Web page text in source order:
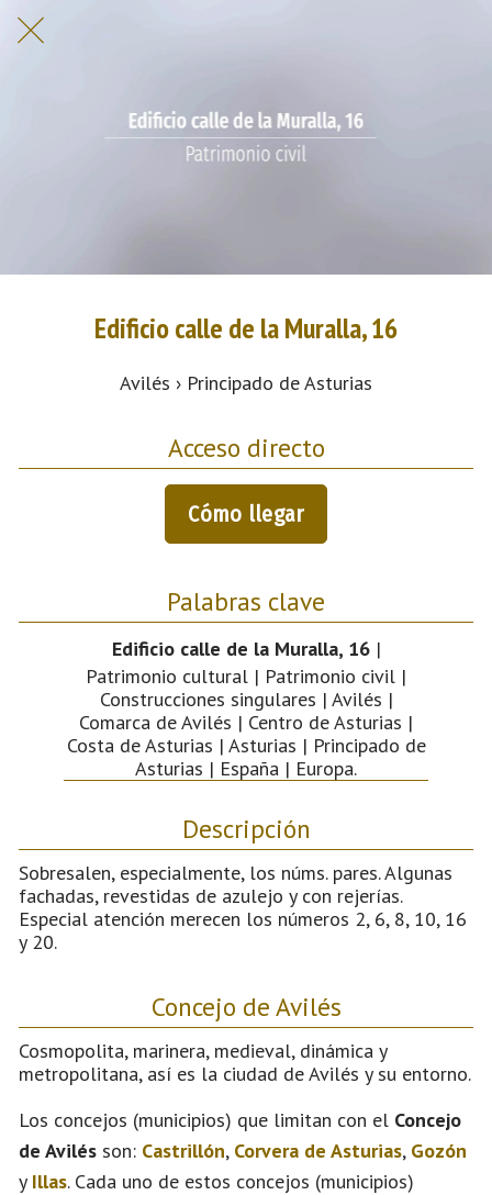
Edificio calle de la Muralla, 16
Avilés › Principado de Asturias
Acceso directo
Cómo llegar
Palabras clave
Edificio calle de la Muralla, 16|
Patrimonio cultural | Patrimonio civil |
Construcciones singulares | Avilés |
Comarca de Avilés | Centro de Asturias |
Costa de Asturias | Asturias | Principado de
Asturias | España | Europa.
Descripción
Sobresalen, especialmente, los núms. pares. Algunas
fachadas, revestidas de azulejo y con rejerías.
Especial atención merecen los números 2, 6, 8, 10, 16
y 20.
Concejo de Avilés
Cosmopolita, marinera, medieval, dinámica y
metropolitana, así es la ciudad de Avilés y su entorno.
Los concejos (municipios) que limitan con el Concejo
de Avilés son: Castrillón, Corvera de Asturias, Gozón
y Illas. Cada uno de estos concejos (municipios)